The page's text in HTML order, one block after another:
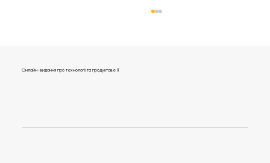
Онлайн-видання про технології та продуктове IT